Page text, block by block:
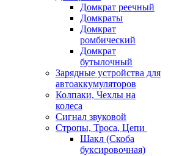
Домкрат реечный
Домкраты
Домкрат
ромбический
Домкрат
бутылочный
Зарядные устройства для
автоаккумуляторов
Колпаки, Чехлы на
колеса
Сигнал звуковой
Стропы, Троса, Цепи
Шакл (Скоба
буксировочная)